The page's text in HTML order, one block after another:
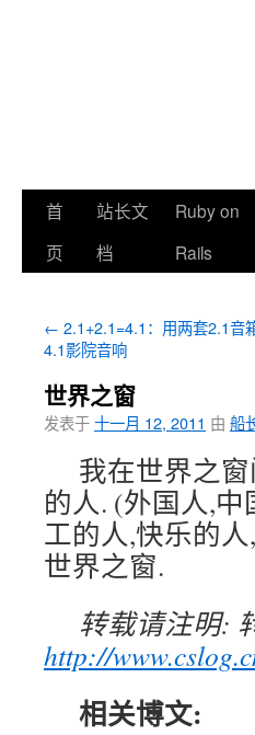
首
页
站长文
档
Ruby on
Rails
← 2.1+2.1=4.1：用两套2.1音
4.1影院音响
世界之窗
发表于十一月 12, 2011 由 船
我在世界之
的人. (外国人,
工的人,快乐的
世界之窗.
转载请注明:
http://
相关博文: